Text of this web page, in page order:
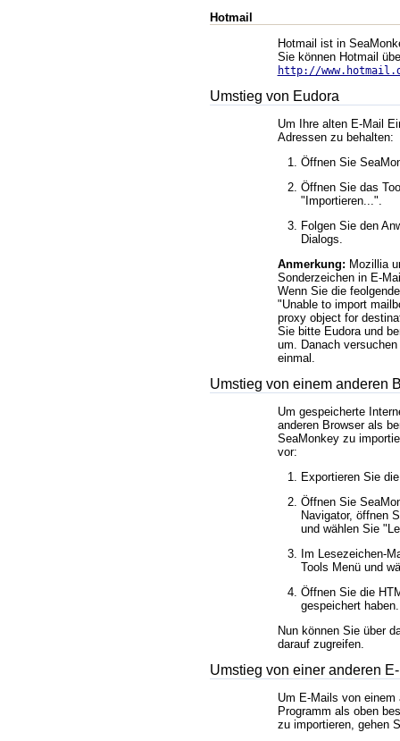
Hotmail
Hotmail ist in
Sie können Hotmail
http://
Umstieg von Eudora
Um Ihre alten E-Mail
Adressen zu behalten:
Öffnen Sie
Öffnen Sie das
Importieren...
Folgen Sie den
Dialogs.
Anmerkung: Mozillia
Sonderzeichen in E-
Wenn Sie die
Unable to import
proxy object for
Sie bitte Eudora und
um. Danach
einmal.
Umstieg von einem anderen
Um gespeicherte
anderen Browser als
SeaMonkey zu
vor:
Exportieren Sie
Öffnen Sie
Navigator, öffnen
und wählen Sie
Im Lesezeichen-
Tools Menü und
Öffnen Sie die
gespeichert haben.
Nun können Sie über
darauf zugreifen.
Umstieg von einer anderen
Um E-Mails von einem
Programm als oben
zu importieren, gehen